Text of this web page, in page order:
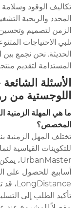
تكاليف الوقود
المحدد والربحية
الزمن لتصميم
تلبي الاحتياجات
الحديثة. نحن نجمع بين
المستدامة لتقديم
الأسئلة
اللوجستية من
المخصص؟
تختلف المهل الزمنية
للتكوينات القياسية
أسابيع. للحصول على
تأكيد الطلب إلى